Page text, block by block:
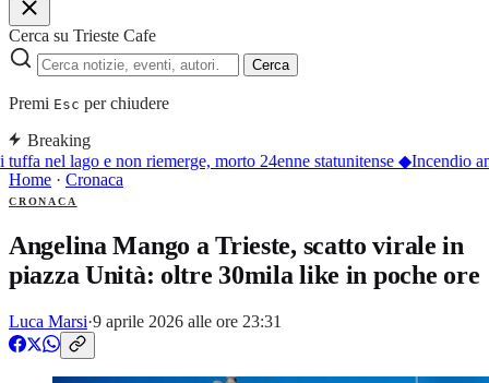
Cerca su Trieste Cafe
Cerca
Premi Esc per chiudere
Breaking
tuffa nel lago e non riemerge, morto 24enne statunitense◆Incendio
Home · Cronaca
CRONACA
Angelina Mango a Trieste, scatto virale in
piazza Unità: oltre 30mila like in poche ore
Luca Marsi·9 aprile 2026 alle ore 23:31